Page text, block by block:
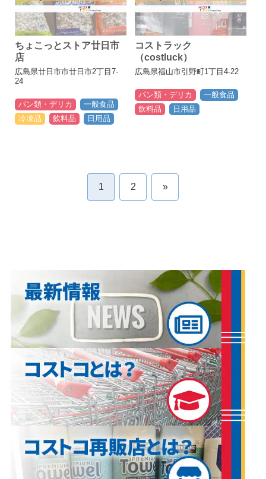
ちょこっとストア廿日市
店
広島県廿日市市廿日市2丁目7-
24
パン類・デリカ
一般食品
冷凍品
飲料品 日用品
コストラック
（costluck）
広島県福山市引野町1丁目4-22
パン類・デリカ
一般食品
飲料品
日用品
1 2 »